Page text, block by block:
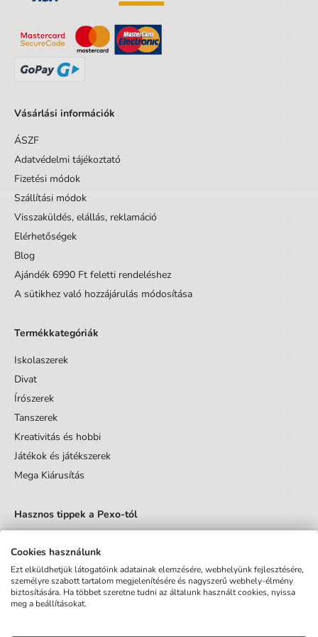
A csomagolás szélessége
A csomagolás magassága
A csomagolás mélysége
Készlet/Szett/Csomag
Dizájnos tétel
Vásárlási információk
ÁSZF
Adatvédelmi tájékoztató
Fizetési módok
Szállítási módok
Visszaküldés, elállás, reklamáció
Elérhetőségek
Blog
Ajándék 6990 Ft feletti rendeléshez
A sütikhez való hozzájárulás módosítása
Termékkategóriák
Iskolaszerek
Divat
Írószerek
Tanszerek
Kreativitás és hobbi
Játékok és játékszerek
Mega Kiárusítás
Hasznos tippek a Pexo-tól
Küldés
Cookies használunk
Ezt elküldhetjük látogatóink adatainak elemzésére, webhelyünk fejlesztésére,
személyre szabott tartalom megjelenítésére és nagyszerű webhely-élmény
biztosítására. Ha többet szeretne tudni az általunk használt cookies, nyissa
meg a beállításokat.